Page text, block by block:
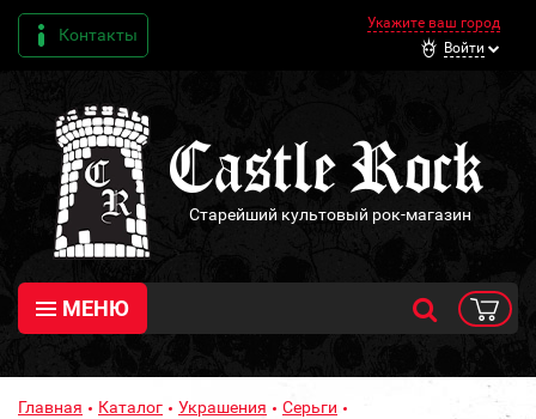
Контакты
Укажите ваш город
Войти
Старейший культовый рок-магазин
МЕНЮ
Главная Каталог Украшения
Серьги